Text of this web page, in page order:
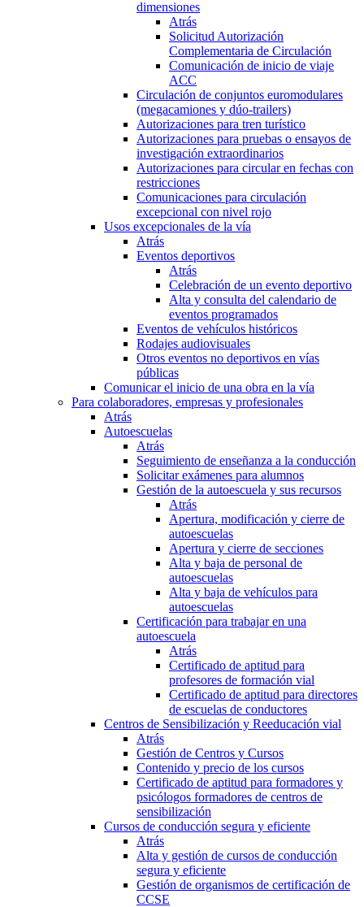
dimensiones
Atrás
Solicitud Autorización
Complementaria de Circulación
Comunicación de inicio de viaje
ACC
Circulación de conjuntos euromodulares
(megacamiones y dúo-trailers)
Autorizaciones para tren turístico
Autorizaciones para pruebas o ensayos de
investigación extraordinarios
Autorizaciones para circular en fechas con
restricciones
Comunicaciones para circulación
excepcional con nivel rojo
Usos excepcionales de la vía
Atrás
Eventos deportivos
Atrás
Celebración de un evento deportivo
Alta y consulta del calendario de
eventos programados
Eventos de vehículos históricos
Rodajes audiovisuales
Otros eventos no deportivos en vías
públicas
Comunicar el inicio de una obra en la vía
Para colaboradores, empresas y profesionales
Atrás
Autoescuelas
Atrás
Seguimiento de enseñanza a la conducción
Solicitar exámenes para alumnos
Gestión de la autoescuela y sus recursos
Atrás
Apertura, modificación y cierre de
autoescuelas
Apertura y cierre de secciones
Alta y baja de personal de
autoescuelas
Alta y baja de vehículos para
autoescuelas
Certificación para trabajar en una
autoescuela
Atrás
Certificado de aptitud para
profesores de formación vial
Certificado de aptitud para directores
de escuelas de conductores
Centros de Sensibilización y Reeducación vial
Atrás
Gestión de Centros y Cursos
Contenido y precio de los cursos
Certificado de aptitud para formadores y
psicólogos formadores de centros de
sensibilización
Cursos de conducción segura y eficiente
Atrás
Alta y gestión de cursos de conducción
segura y eficiente
Gestión de organismos de certificación de
CCSE